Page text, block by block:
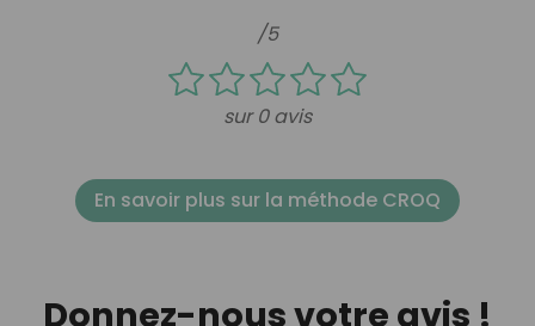
/5
sur 0 avis
En savoir plus sur la méthode CROQ
Donnez-nous votre avis !